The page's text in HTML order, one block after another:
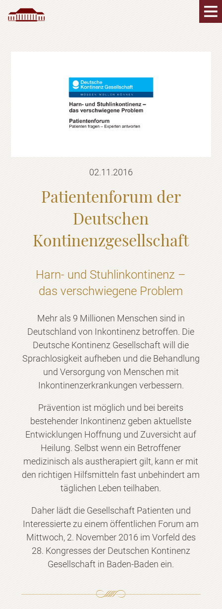
02.11.2016
Patientenforum der
Deutschen
Kontinenzgesellschaft
Harn- und Stuhlinkontinenz –
das verschwiegene Problem
Mehr als 9 Millionen Menschen sind in
Deutschland von Inkontinenz betroffen. Die
Deutsche Kontinenz Gesellschaft will die
Sprachlosigkeit aufheben und die Behandlung
und Versorgung von Menschen mit
Inkontinenzerkrankungen verbessern.
Prävention ist möglich und bei bereits
bestehender Inkontinenz geben aktuellste
Entwicklungen Hoffnung und Zuversicht auf
Heilung. Selbst wenn ein Betroffener
medizinisch als austherapiert gilt, kann er mit
den richtigen Hilfsmitteln fast unbehindert am
täglichen Leben teilhaben.
Daher lädt die Gesellschaft Patienten und
Interessierte zu einem öffentlichen Forum am
Mittwoch, 2. November 2016 im Vorfeld des
28. Kongresses der Deutschen Kontinenz
Gesellschaft in Baden-Baden ein.